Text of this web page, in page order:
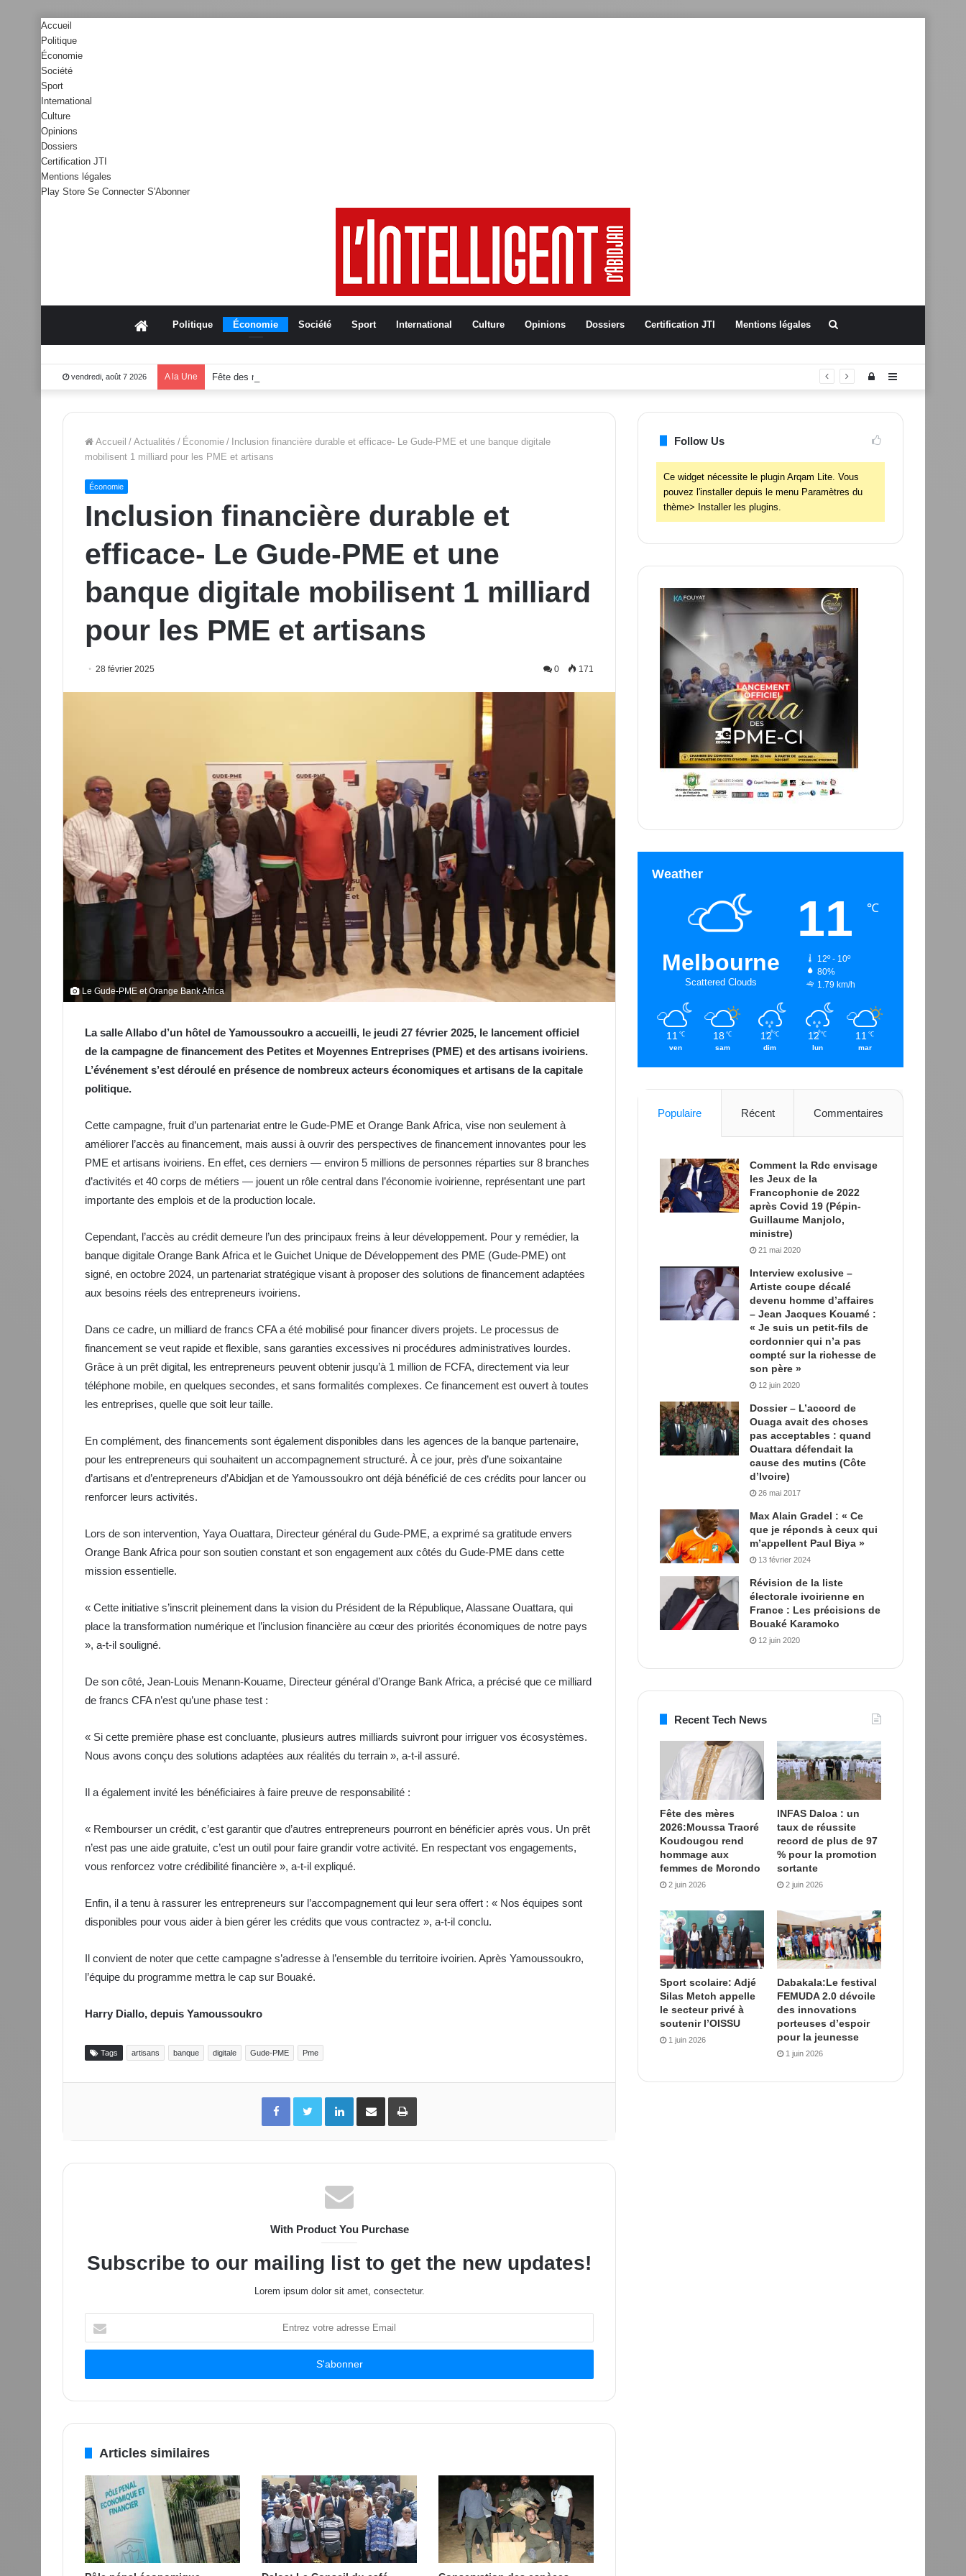
Accueil
Politique
Économie
Société
Sport
International
Culture
Opinions
Dossiers
Certification JTI
Mentions légales
Play Store Se Connecter S'Abonner
AccueilPolitique Économie Société Sport International Culture Opinions Dossiers Certification JTI Mentions légales
vendredi, août 7 2026 A la Une Fête des mères 2026:Moussa Traoré Koudougou rend hommage aux femmes de Morondo Sidebar
Connexion
Accueil / Actualités / Économie / Inclusion financière durable et efficace- Le Gude-PME et une banque digitale
mobilisent 1 milliard pour les PME et artisans
Économie
Inclusion financière durable et
efficace- Le Gude-PME et une
banque digitale mobilisent 1 milliard
pour les PME et artisans
28 février 2025 0 171
Le Gude-PME et Orange Bank Africa
La salle Allabo d’un hôtel de Yamoussoukro a accueilli, le jeudi 27 février 2025, le lancement officiel
de la campagne de financement des Petites et Moyennes Entreprises (PME) et des artisans ivoiriens.
L’événement s’est déroulé en présence de nombreux acteurs économiques et artisans de la capitale
politique.
Cette campagne, fruit d’un partenariat entre le Gude-PME et Orange Bank Africa, vise non seulement à
améliorer l’accès au financement, mais aussi à ouvrir des perspectives de financement innovantes pour les
PME et artisans ivoiriens. En effet, ces derniers — environ 5 millions de personnes réparties sur 8 branches
d’activités et 40 corps de métiers — jouent un rôle central dans l’économie ivoirienne, représentant une part
importante des emplois et de la production locale.
Cependant, l’accès au crédit demeure l’un des principaux freins à leur développement. Pour y remédier, la
banque digitale Orange Bank Africa et le Guichet Unique de Développement des PME (Gude-PME) ont
signé, en octobre 2024, un partenariat stratégique visant à proposer des solutions de financement adaptées
aux besoins réels des entrepreneurs ivoiriens.
Dans ce cadre, un milliard de francs CFA a été mobilisé pour financer divers projets. Le processus de
financement se veut rapide et flexible, sans garanties excessives ni procédures administratives lourdes.
Grâce à un prêt digital, les entrepreneurs peuvent obtenir jusqu’à 1 million de FCFA, directement via leur
téléphone mobile, en quelques secondes, et sans formalités complexes. Ce financement est ouvert à toutes
les entreprises, quelle que soit leur taille.
En complément, des financements sont également disponibles dans les agences de la banque partenaire,
pour les entrepreneurs qui souhaitent un accompagnement structuré. À ce jour, près d’une soixantaine
d’artisans et d’entrepreneurs d’Abidjan et de Yamoussoukro ont déjà bénéficié de ces crédits pour lancer ou
renforcer leurs activités.
Lors de son intervention, Yaya Ouattara, Directeur général du Gude-PME, a exprimé sa gratitude envers
Orange Bank Africa pour son soutien constant et son engagement aux côtés du Gude-PME dans cette
mission essentielle.
« Cette initiative s’inscrit pleinement dans la vision du Président de la République, Alassane Ouattara, qui
place la transformation numérique et l’inclusion financière au cœur des priorités économiques de notre pays
», a-t-il souligné.
De son côté, Jean-Louis Menann-Kouame, Directeur général d’Orange Bank Africa, a précisé que ce milliard
de francs CFA n’est qu’une phase test :
« Si cette première phase est concluante, plusieurs autres milliards suivront pour irriguer vos écosystèmes.
Nous avons conçu des solutions adaptées aux réalités du terrain », a-t-il assuré.
Il a également invité les bénéficiaires à faire preuve de responsabilité :
« Rembourser un crédit, c’est garantir que d’autres entrepreneurs pourront en bénéficier après vous. Un prêt
n’est pas une aide gratuite, c’est un outil pour faire grandir votre activité. En respectant vos engagements,
vous renforcez votre crédibilité financière », a-t-il expliqué.
Enfin, il a tenu à rassurer les entrepreneurs sur l’accompagnement qui leur sera offert : « Nos équipes sont
disponibles pour vous aider à bien gérer les crédits que vous contractez », a-t-il conclu.
Il convient de noter que cette campagne s’adresse à l’ensemble du territoire ivoirien. Après Yamoussoukro,
l’équipe du programme mettra le cap sur Bouaké.
Harry Diallo, depuis Yamoussoukro
Tags artisans banque digitale Gude-PME Pme
FacebookTwitter LinkedinPartager par email Imprimer
With Product You Purchase
Subscribe to our mailing list to get the new updates!
Lorem ipsum dolor sit amet, consectetur.
votre
adresse
Articles similaires
Follow Us
Ce widget nécessite le plugin Arqam Lite. Vous
pouvez l'installer depuis le menu Paramètres du
thème> Installer les plugins.
Weather
Melbourne
Scattered Clouds
11 ℃
12º - 10º
80%
1.79 km/h
11 ℃
ven
18 ℃
sam
12 ℃
dim
12 ℃
lun
11 ℃
mar
Populaire Récent Commentaires
Comment la Rdc envisage
les Jeux de la
Francophonie de 2022
après Covid 19 (Pépin-
Guillaume Manjolo,
ministre)
21 mai 2020
Interview exclusive –
Artiste coupe décalé
devenu homme d’affaires
– Jean Jacques Kouamé :
« Je suis un petit-fils de
cordonnier qui n’a pas
compté sur la richesse de
son père »
12 juin 2020
Dossier – L’accord de
Ouaga avait des choses
pas acceptables : quand
Ouattara défendait la
cause des mutins (Côte
d’Ivoire)
26 mai 2017
Max Alain Gradel : « Ce
que je réponds à ceux qui
m’appellent Paul Biya »
13 février 2024
Révision de la liste
électorale ivoirienne en
France : Les précisions de
Bouaké Karamoko
12 juin 2020
Recent Tech News
Fête des mères
2026:Moussa Traoré
Koudougou rend
hommage aux
femmes de Morondo
2 juin 2026
INFAS Daloa : un
taux de réussite
record de plus de 97
% pour la promotion
sortante
2 juin 2026
Sport scolaire: Adjé
Silas Metch appelle
le secteur privé à
soutenir l’OISSU
1 juin 2026
Dabakala:Le festival
FEMUDA 2.0 dévoile
des innovations
porteuses d’espoir
pour la jeunesse
1 juin 2026